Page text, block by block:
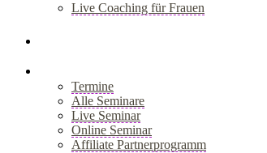
Live Coaching für Frauen
Termine
Alle Seminare
Live Seminar
Online Seminar
Affiliate Partnerprogramm